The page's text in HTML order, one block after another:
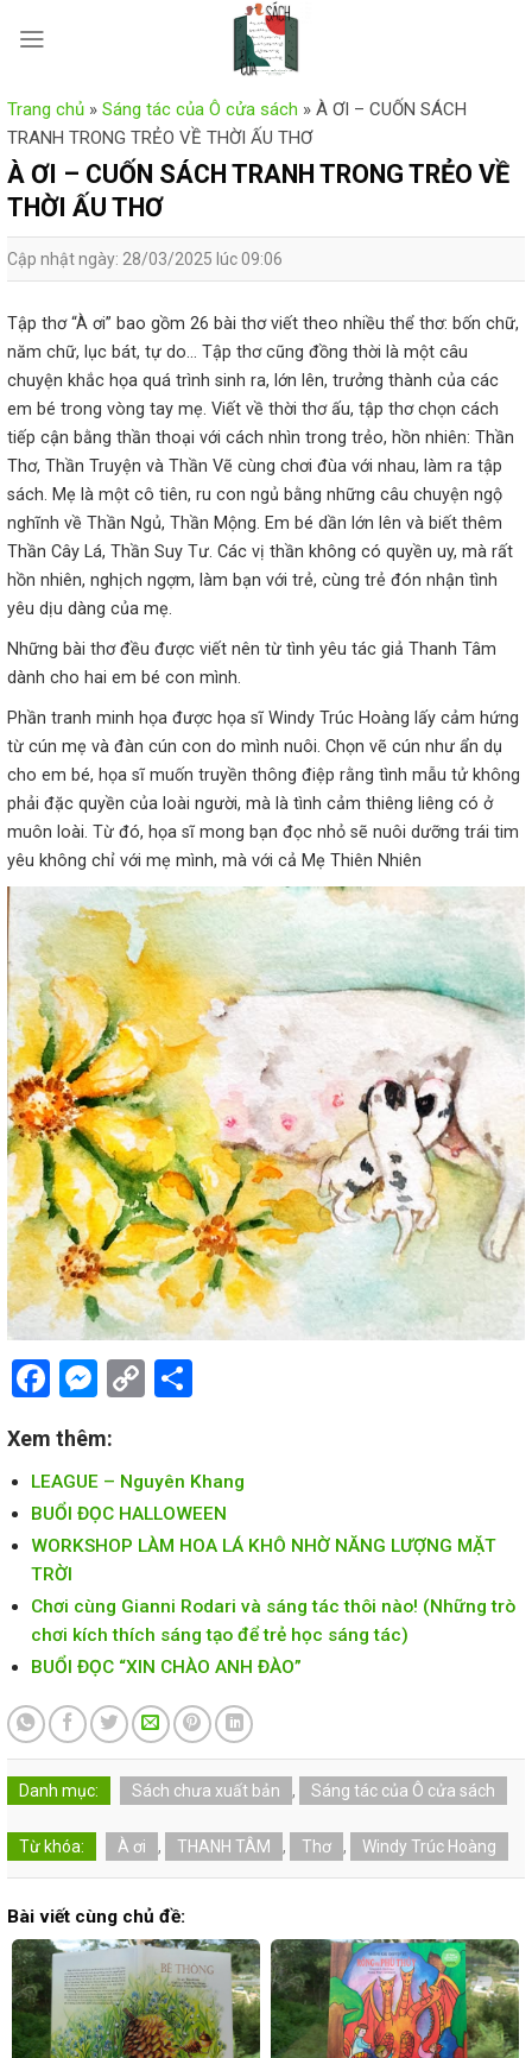
Trang chủ » Sáng tác của Ô cửa sách » À ƠI – CUỐN SÁCH
TRANH TRONG TRẺO VỀ THỜI ẤU THƠ
À ƠI – CUỐN SÁCH TRANH TRONG TRẺO VỀ
THỜI ẤU THƠ
Cập nhật ngày: 28/03/2025 lúc 09:06
Tập thơ “À ơi” bao gồm 26 bài thơ viết theo nhiều thể thơ: bốn chữ,
năm chữ, lục bát, tự do… Tập thơ cũng đồng thời là một câu
chuyện khắc họa quá trình sinh ra, lớn lên, trưởng thành của các
em bé trong vòng tay mẹ. Viết về thời thơ ấu, tập thơ chọn cách
tiếp cận bằng thần thoại với cách nhìn trong trẻo, hồn nhiên: Thần
Thơ, Thần Truyện và Thần Vẽ cùng chơi đùa với nhau, làm ra tập
sách. Mẹ là một cô tiên, ru con ngủ bằng những câu chuyện ngộ
nghĩnh về Thần Ngủ, Thần Mộng. Em bé dần lớn lên và biết thêm
Thần Cây Lá, Thần Suy Tư. Các vị thần không có quyền uy, mà rất
hồn nhiên, nghịch ngợm, làm bạn với trẻ, cùng trẻ đón nhận tình
yêu dịu dàng của mẹ.
Những bài thơ đều được viết nên từ tình yêu tác giả Thanh Tâm
dành cho hai em bé con mình.
Phần tranh minh họa được họa sĩ Windy Trúc Hoàng lấy cảm hứng
từ cún mẹ và đàn cún con do mình nuôi. Chọn vẽ cún như ẩn dụ
cho em bé, họa sĩ muốn truyền thông điệp rằng tình mẫu tử không
phải đặc quyền của loài người, mà là tình cảm thiêng liêng có ở
muôn loài. Từ đó, họa sĩ mong bạn đọc nhỏ sẽ nuôi dưỡng trái tim
yêu không chỉ với mẹ mình, mà với cả Mẹ Thiên Nhiên
Facebook
Messenger
Copy
Xem thêm:
LEAGUE – Nguyên Khang
BUỔI ĐỌC HALLOWEEN
WORKSHOP LÀM HOA LÁ KHÔ NHỜ NĂNG LƯỢNG MẶT
TRỜI
Chơi cùng Gianni Rodari và sáng tác thôi nào! (Những trò
chơi kích thích sáng tạo để trẻ học sáng tác)
BUỔI ĐỌC “XIN CHÀO ANH ĐÀO”
Danh mục: Sách chưa xuất bản , Sáng tác của Ô cửa sách
Từ khóa: À ơi , THANH TÂM , Thơ , Windy Trúc Hoàng
Bài viết cùng chủ đề: